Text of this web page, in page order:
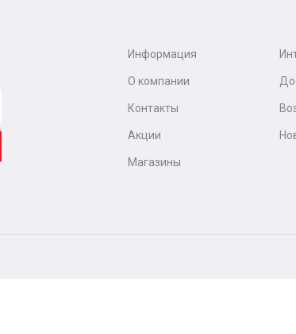
Информация
О компании
Контакты
Акции
Магазины